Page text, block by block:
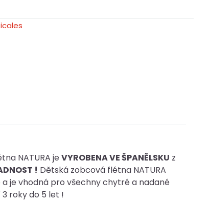
NATURA jeVYROBENA VE ŠPANĚLSKU z
! Dětská zobcová flétna NATURA
je vhodná pro všechny chytré a nadané
roky do 5 let !